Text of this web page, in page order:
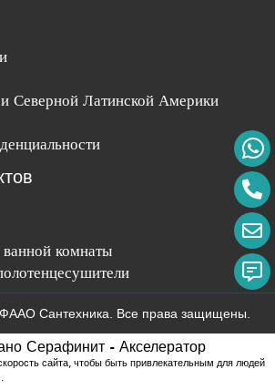
Северной Латинской Америки
комнаты
Сантехника. Все права защищены.
Серафинит - Акселератор
сайта, чтобы быть привлекательным для людей